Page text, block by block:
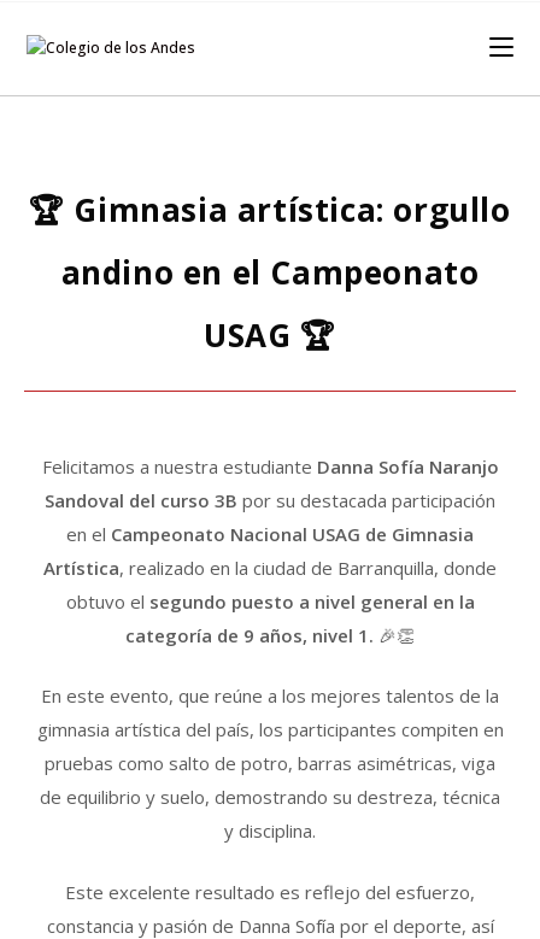
🏆 Gimnasia artística: orgullo
andino en el Campeonato
USAG 🏆
Felicitamos a nuestra estudiante Danna Sofía Naranjo
Sandoval del curso 3B por su destacada participación
en el Campeonato Nacional USAG de Gimnasia
Artística, realizado en la ciudad de Barranquilla, donde
obtuvo el segundo puesto a nivel general en la
categoría de 9 años, nivel 1. 🎉👏
En este evento, que reúne a los mejores talentos de la
gimnasia artística del país, los participantes compiten en
pruebas como salto de potro, barras asimétricas, viga
de equilibrio y suelo, demostrando su destreza, técnica
y disciplina.
Este excelente resultado es reflejo del esfuerzo,
constancia y pasión de Danna Sofía por el deporte, así